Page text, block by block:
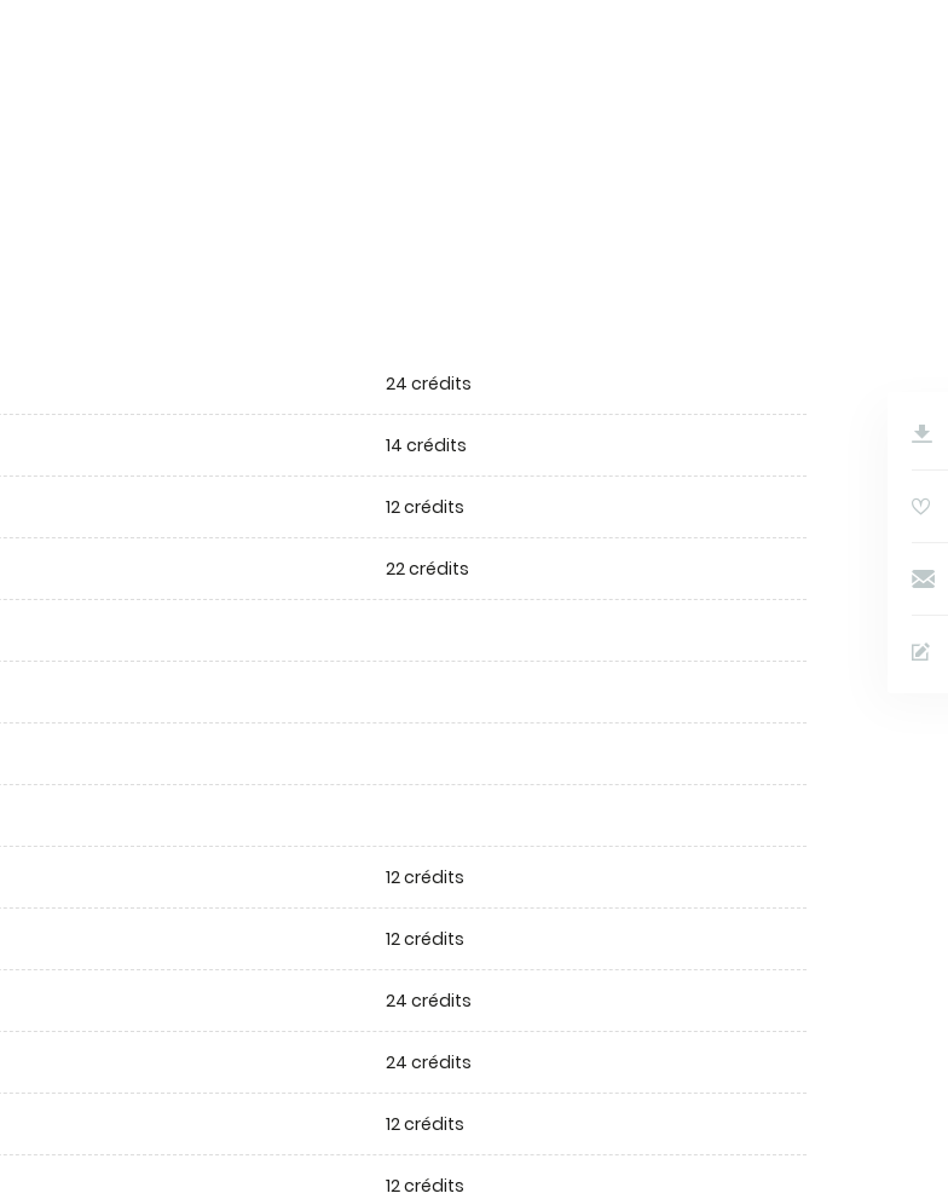
24 crédits
14 crédits
12 crédits
22 crédits
12 crédits
12 crédits
24 crédits
24 crédits
12 crédits
12 crédits